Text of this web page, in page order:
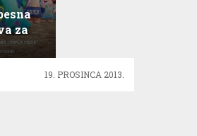
za
19. PROSINCA 2013.